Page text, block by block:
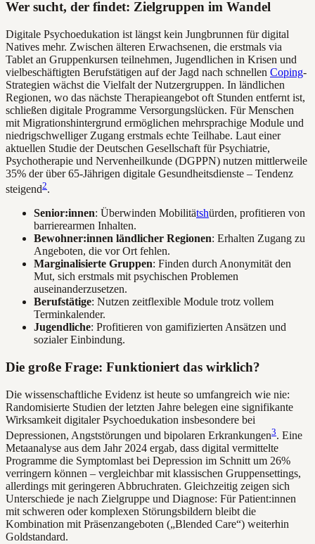
Wer sucht, der findet: Zielgruppen im Wandel
Digitale Psychoedukation ist längst kein Jungbrunnen für digital
Natives mehr. Zwischen älteren Erwachsenen, die erstmals via
Tablet an Gruppenkursen teilnehmen, Jugendlichen in Krisen und
vielbeschäftigten Berufstätigen auf der Jagd nach schnellen Coping-
Strategien wächst die Vielfalt der Nutzergruppen. In ländlichen
Regionen, wo das nächste Therapieangebot oft Stunden entfernt ist,
schließen digitale Programme Versorgungslücken. Für Menschen
mit Migrationshintergrund ermöglichen mehrsprachige Module und
niedrigschwelliger Zugang erstmals echte Teilhabe. Laut einer
aktuellen Studie der Deutschen Gesellschaft für Psychiatrie,
Psychotherapie und Nervenheilkunde (DGPPN) nutzen mittlerweile
35% der über 65-Jährigen digitale Gesundheitsdienste – Tendenz
steigend2.
Senior:innen: Überwinden Mobilitätshürden, profitieren von
barrierearmen Inhalten.
Bewohner:innen ländlicher Regionen: Erhalten Zugang zu
Angeboten, die vor Ort fehlen.
Marginalisierte Gruppen: Finden durch Anonymität den
Mut, sich erstmals mit psychischen Problemen
auseinanderzusetzen.
Berufstätige: Nutzen zeitflexible Module trotz vollem
Terminkalender.
Jugendliche: Profitieren von gamifizierten Ansätzen und
sozialer Einbindung.
Die große Frage: Funktioniert das wirklich?
Die wissenschaftliche Evidenz ist heute so umfangreich wie nie:
Randomisierte Studien der letzten Jahre belegen eine signifikante
Wirksamkeit digitaler Psychoedukation insbesondere bei
Depressionen, Angststörungen und bipolaren Erkrankungen3. Eine
Metaanalyse aus dem Jahr 2024 ergab, dass digital vermittelte
Programme die Symptomlast bei Depression im Schnitt um 26%
verringern können – vergleichbar mit klassischen Gruppensettings,
allerdings mit geringeren Abbruchraten. Gleichzeitig zeigen sich
Unterschiede je nach Zielgruppe und Diagnose: Für Patient:innen
mit schweren oder komplexen Störungsbildern bleibt die
Kombination mit Präsenzangeboten („Blended Care“) weiterhin
Goldstandard.